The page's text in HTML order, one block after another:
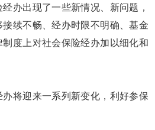
办出现了一些新情况、新问题，
续不畅、经办时限不明确、基金
度上对社会保险经办加以细化和
将迎来一系列新变化，利好参保